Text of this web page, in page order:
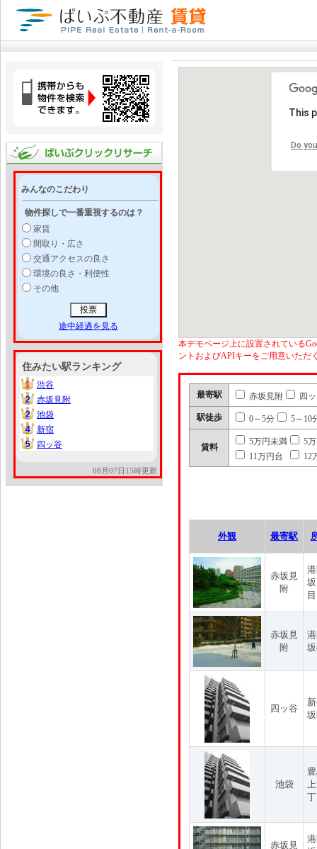
みんなのこだわり
物件探しで一番重視するのは？
家賃
間取り・広さ
交通アクセスの良さ
環境の良さ・利便性
その他
途中経過を見る
住みたい駅ランキング
1
1
渋谷
2
2
赤坂見附
2
2
池袋
4
4
新宿
5
5 四ッ谷
08月07日15時更新
This
Do
本デモページ上に設置されている
ントおよびAPIキーをご用意いただ
最寄駅 赤坂見附 四
駅徒歩 0～5分 5～10
賃料
5万円未満
5
11万円台
12
外観 最寄駅
赤坂見
附
目
赤坂見
附
四ッ谷
池袋
赤坂見